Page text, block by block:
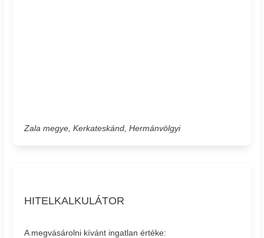
Zala megye, Kerkateskánd, Hermánvölgyi
HITELKALKULÁTOR
A megvásárolni kívánt ingatlan értéke: